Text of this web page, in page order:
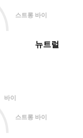
바이
스트롱 바이
스트롱 바이
뉴트럴